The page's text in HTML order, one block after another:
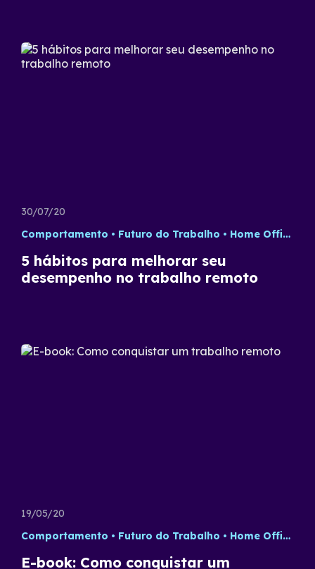
30/07/20
Comportamento
Futuro do Trabalho Home Office
5 hábitos para melhorar seu
desempenho no trabalho remoto
19/05/20
Comportamento
Futuro do Trabalho Home Office
E-book: Como conquistar um